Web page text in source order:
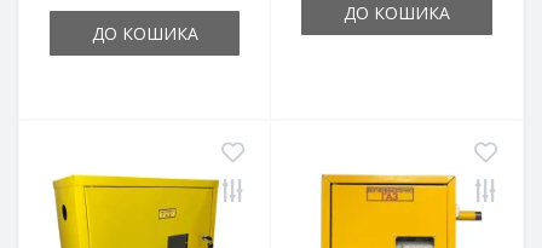
ДО КОШИКА
ДО КОШИКА